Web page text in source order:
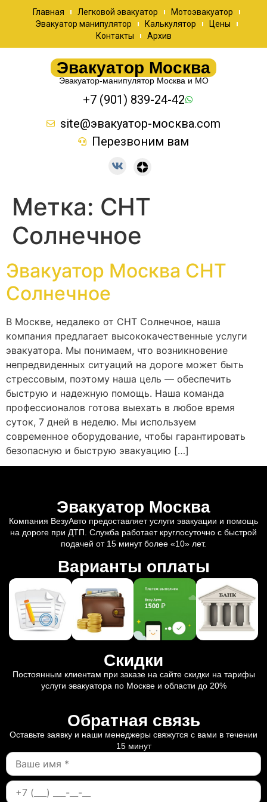
Главная Легковой эвакуатор
Мотоэвакуатор
Эвакуатор манипулятор
Калькулятор
Цены
Контакты
Архив
Эвакуатор Москва
Эвакуатор-манипулятор Москва и МО
+7 (901) 839-24-42
site@эвакуатор-москва.com
Перезвоним вам
Метка: СНТ
Солнечное
Эвакуатор Москва СНТ
Солнечное
В Москве, недалеко от СНТ Солнечное, наша
компания предлагает высококачественные услуги
эвакуатора. Мы понимаем, что возникновение
непредвиденных ситуаций на дороге может быть
стрессовым, поэтому наша цель — обеспечить
быструю и надежную помощь. Наша команда
профессионалов готова выехать в любое время
суток, 7 дней в неделю. Мы используем
современное оборудование, чтобы гарантировать
безопасную и быструю эвакуацию […]
Эвакуатор Москва
Компания ВезуАвто предоставляет услуги эвакуации и помощь
на дороге при ДТП. Служба работает круглосуточно с быстрой
подачей от 15 минут более «10» лет.
Варианты оплаты
Скидки
Постоянным клиентам при заказе на сайте скидки на тарифы
услуги эвакуатора по Москве и области до 20%
Обратная связь
Оставьте заявку и наши менеджеры свяжутся с вами в течении
15 минут